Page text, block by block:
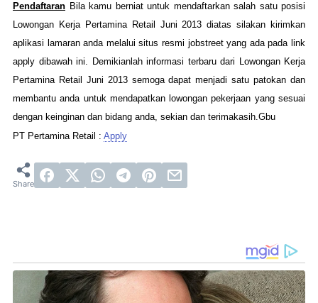
Pendaftaran Bila kamu berniat untuk mendaftarkan salah satu posisi
Lowongan Kerja Pertamina Retail Juni 2013 diatas silakan kirimkan
aplikasi lamaran anda melalui situs resmi jobstreet yang ada pada link
apply dibawah ini. Demikianlah informasi terbaru dari Lowongan Kerja
Pertamina Retail Juni 2013 semoga dapat menjadi satu patokan dan
membantu anda untuk mendapatkan lowongan pekerjaan yang sesuai
dengan keinginan dan bidang anda, sekian dan terimakasih.Gbu
PT Pertamina Retail : Apply